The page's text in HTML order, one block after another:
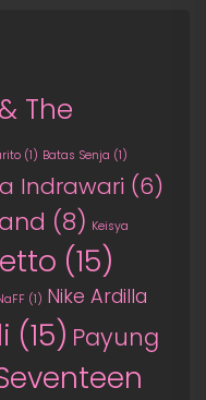
The
(1) Batas Senja (1)
Indrawari (6)
(8) Keisya
(15)
(1) Nike Ardilla
(15) Payung